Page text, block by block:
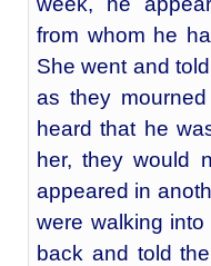
from whom he
She went and
as they
heard that he
her, they would
appeared in
were walking
back and told